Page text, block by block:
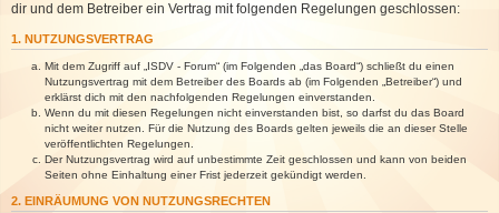
dir und dem Betreiber ein Vertrag mit folgenden Regelungen geschlossen:
1. NUTZUNGSVERTRAG
Mit dem Zugriff auf „ISDV - Forum“ (im Folgenden „das Board“) schließt du einen
Nutzungsvertrag mit dem Betreiber des Boards ab (im Folgenden „Betreiber“) und
erklärst dich mit den nachfolgenden Regelungen einverstanden.
Wenn du mit diesen Regelungen nicht einverstanden bist, so darfst du das Board
nicht weiter nutzen. Für die Nutzung des Boards gelten jeweils die an dieser Stelle
veröffentlichten Regelungen.
Der Nutzungsvertrag wird auf unbestimmte Zeit geschlossen und kann von beiden
Seiten ohne Einhaltung einer Frist jederzeit gekündigt werden.
2. EINRÄUMUNG VON NUTZUNGSRECHTEN